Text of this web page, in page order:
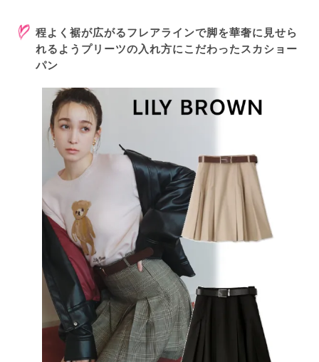
程よく裾が広がるフレアラインで脚を華奢に見せら
れるようプリーツの入れ方にこだわったスカショー
パン